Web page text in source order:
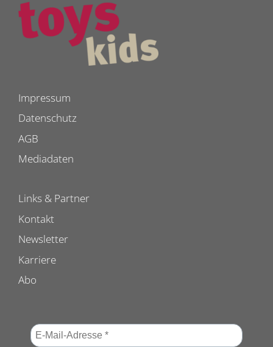
Impressum
Datenschutz
AGB
Mediadaten
Links & Partner
Kontakt
Newsletter
Karriere
Abo